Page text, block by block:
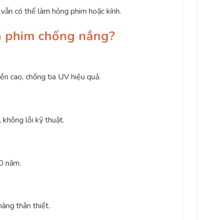
có thể làm hỏng phim hoặc kính.
phim chống nắng?
cao, chống tia UV hiệu quả.
không lỗi kỹ thuật.
năm.
thân thiết.